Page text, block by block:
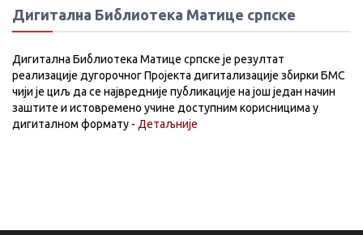
Дигитална Библиотека Матице српске
Дигитална Библиотека Матице српске је резултат
реализације дугорочног Пројекта дигитализације збирки БМС
чији је циљ да се највредније публикације на још један начин
заштите и истовремено учине доступним корисницима у
дигиталном формату - Детаљније